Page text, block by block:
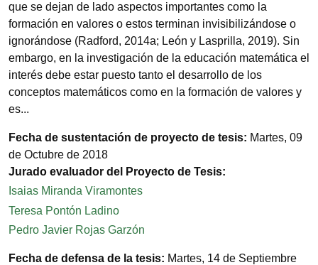
que se dejan de lado aspectos importantes como la
formación en valores o estos terminan invisibilizándose o
ignorándose (Radford, 2014a; León y Lasprilla, 2019). Sin
embargo, en la investigación de la educación matemática el
interés debe estar puesto tanto el desarrollo de los
conceptos matemáticos como en la formación de valores y
es...
Fecha de sustentación de proyecto de tesis: Martes, 09
de Octubre de 2018
Jurado evaluador del Proyecto de Tesis:
Isaias Miranda Viramontes
Teresa Pontón Ladino
Pedro Javier Rojas Garzón
Fecha de defensa de la tesis: Martes, 14 de Septiembre